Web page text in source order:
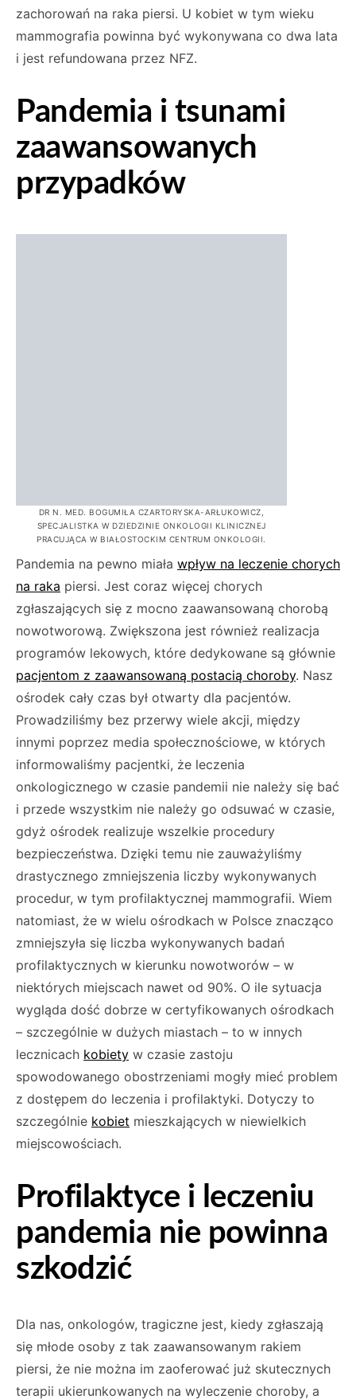
zachorowań na raka piersi. U kobiet w tym wieku
mammografia powinna być wykonywana co dwa lata
i jest refundowana przez NFZ.
Pandemia i tsunami
zaawansowanych
przypadków
DR N. MED. BOGUMIŁA CZARTORYSKA-ARŁUKOWICZ,
SPECJALISTKA W DZIEDZINIE ONKOLOGII KLINICZNEJ
PRACUJĄCA W BIAŁOSTOCKIM CENTRUM ONKOLOGII.
Pandemia na pewno miała wpływ na leczenie chorych
na raka piersi. Jest coraz więcej chorych
zgłaszających się z mocno zaawansowaną chorobą
nowotworową. Zwiększona jest również realizacja
programów lekowych, które dedykowane są głównie
pacjentom z zaawansowaną postacią choroby. Nasz
ośrodek cały czas był otwarty dla pacjentów.
Prowadziliśmy bez przerwy wiele akcji, między
innymi poprzez media społecznościowe, w których
informowaliśmy pacjentki, że leczenia
onkologicznego w czasie pandemii nie należy się bać
i przede wszystkim nie należy go odsuwać w czasie,
gdyż ośrodek realizuje wszelkie procedury
bezpieczeństwa. Dzięki temu nie zauważyliśmy
drastycznego zmniejszenia liczby wykonywanych
procedur, w tym profilaktycznej mammografii. Wiem
natomiast, że w wielu ośrodkach w Polsce znacząco
zmniejszyła się liczba wykonywanych badań
profilaktycznych w kierunku nowotworów – w
niektórych miejscach nawet od 90%. O ile sytuacja
wygląda dość dobrze w certyfikowanych ośrodkach
– szczególnie w dużych miastach – to w innych
lecznicach kobiety w czasie zastoju
spowodowanego obostrzeniami mogły mieć problem
z dostępem do leczenia i profilaktyki. Dotyczy to
szczególnie kobiet mieszkających w niewielkich
miejscowościach.
Profilaktyce i leczeniu
pandemia nie powinna
szkodzić
Dla nas, onkologów, tragiczne jest, kiedy zgłaszają
się młode osoby z tak zaawansowanym rakiem
piersi, że nie można im zaoferować już skutecznych
terapii ukierunkowanych na wyleczenie choroby, a